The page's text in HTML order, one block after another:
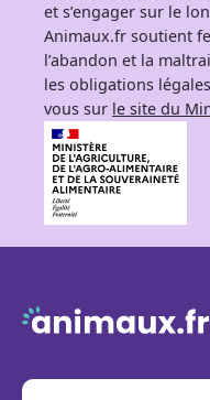
et s’engager sur le
Animaux.fr soutient
l’abandon et la
les obligations
vous sur le site du